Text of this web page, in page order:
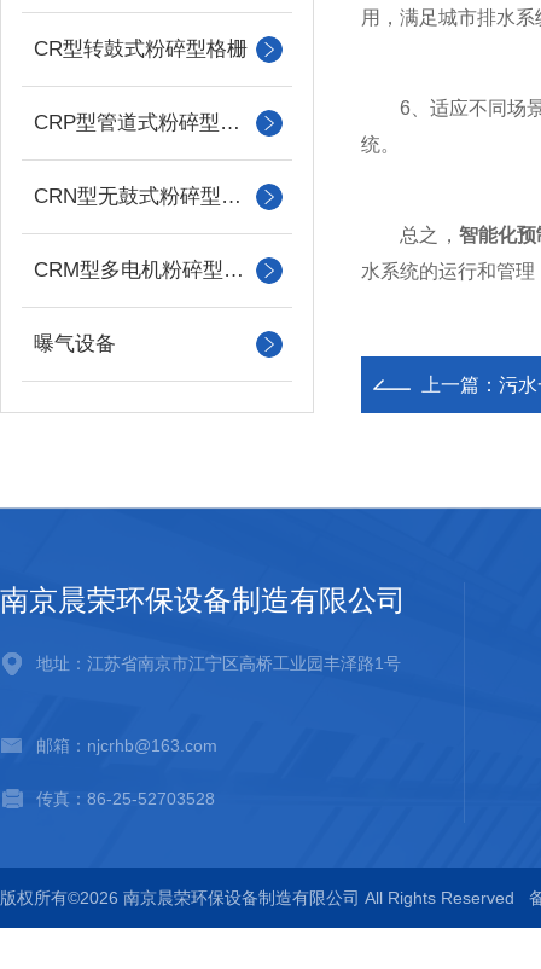
CR型转鼓式粉碎型格栅
CRP型管道式粉碎型格栅
CRN型无鼓式粉碎型格栅
CRM型多电机粉碎型格栅
曝气设备
用，满足城市排水
6、适应不同场景
统。
总之， 智能化
水系统的运行和管
上一篇： 污
南京晨荣环保设备制造有限公司
地址：江苏省南京市江宁区高桥工业园丰泽路1号
邮箱：njcrhb@163.com
传真：86-25-52703528
版权所有©2026 南京晨荣环保设备制造有限公司 All Rights Reserved